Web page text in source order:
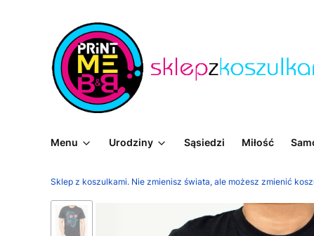
Menu Urodziny Sąsiedzi Miłość
Sklep z koszulkami. Nie zmienisz świata, ale możesz zmienić